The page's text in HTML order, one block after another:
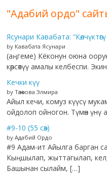
"Адабий ордо"
Ясунари Кавабата:
by Кавабата Ясунари
(аңгеме) Кёконун оюна
көрсөтүү амалы келбеспи.
Кечки күү
by Төлөкова Элмира
Айыл кечи, комуз күүсү
ойдолоп ойногон. Түмөн
#9-10 (55 сөз)
by Адабий Ордо
#9 Адам-ит Айылга барган
Кыңшылап, жыттагылап,
Башынан сылайм, […]